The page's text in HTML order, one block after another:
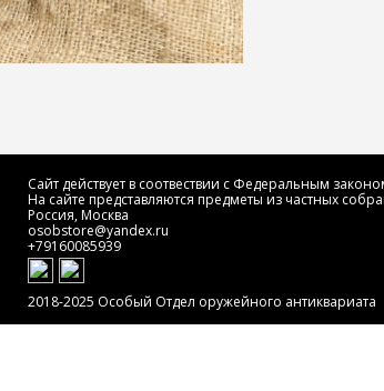
Сайт действует в соотвествии с Федеральным
На сайте представляются предметы из частных
Россия, Москва
osobstore@yandex.ru
+79160085939
2018-2025 Особый Отдел оружейного антиквариата